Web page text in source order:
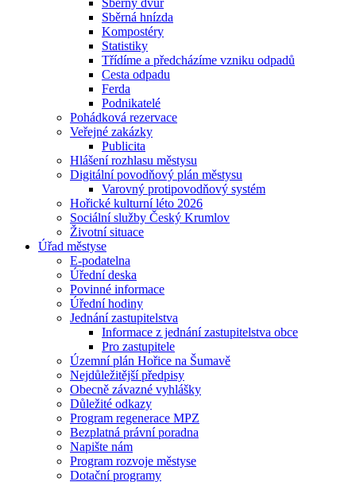
Sběrný dvůr
Sběrná hnízda
Kompostéry
Statistiky
Třídíme a předcházíme vzniku odpadů
Cesta odpadu
Ferda
Podnikatelé
Pohádková rezervace
Veřejné zakázky
Publicita
Hlášení rozhlasu městysu
Digitální povodňový plán městysu
Varovný protipovodňový systém
Hořické kulturní léto 2026
Sociální služby Český Krumlov
Životní situace
Úřad městyse
E-podatelna
Úřední deska
Povinné informace
Úřední hodiny
Jednání zastupitelstva
Informace z jednání zastupitelstva obce
Pro zastupitele
Územní plán Hořice na Šumavě
Nejdůležitější předpisy
Obecně závazné vyhlášky
Důležité odkazy
Program regenerace MPZ
Bezplatná právní poradna
Napište nám
Program rozvoje městyse
Dotační programy